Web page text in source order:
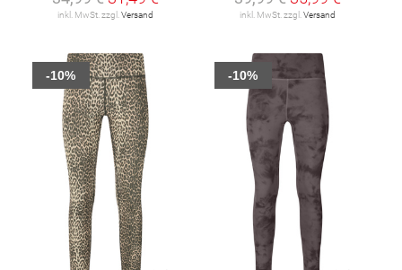
inkl. MwSt. zzgl.Versand inkl. MwSt. zzgl.Versand
-10% -10%